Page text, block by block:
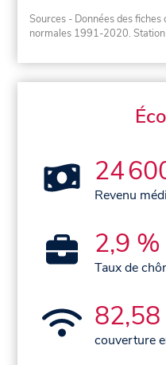
Sources - Données des
normales 1991-2020.
24
Revenu
2,9 %
Taux de
couverture